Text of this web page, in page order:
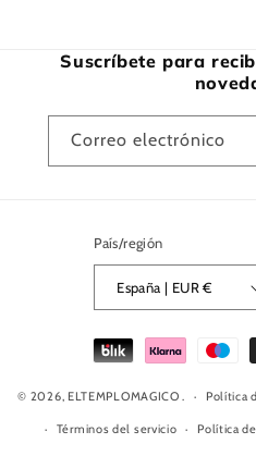
Suscríbete para
Correo electrónico
País/región
España | EUR €
Formas
de
pago
© 2026, ELTEMPLOMAGICO Política
Términos del servicio Política